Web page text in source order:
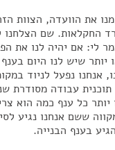
את הוועדה, הצוות
החקלאות. שם
יותר שיש לנו היום
אנחנו נפעל לניוד
תוכנית עבודה מסודרת
יותר כל ענף כמה הוא
ששם אנחנו נגיע
בענף הבנייה.